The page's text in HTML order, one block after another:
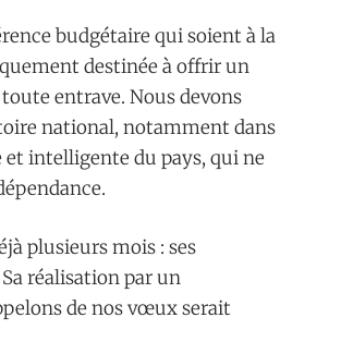
budgétaire qui soient à la
destinée à offrir un
entrave. Nous devons
national, notamment dans
intelligente du pays, qui ne
plusieurs mois : ses
réalisation par un
de nos vœux serait